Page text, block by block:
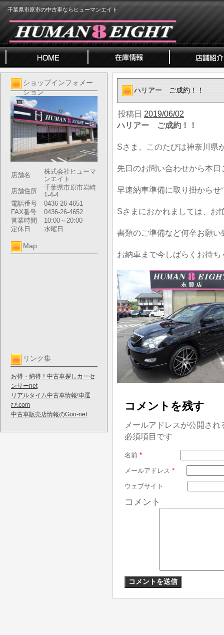
千葉県市原市の中古車ならヒューマンエイト
ショップインフォメー
ション
店舗名
株式会社ヒューマ
ンエイト
店舗住所
千葉県市原市岩崎
1-4-4
電話番号
0436-26-4651
FAX番号
0436-26-4652
営業時間
10:00～20:00
定休日
水曜日
Map
リンク集
お得・納得！中古車探しカーセ
ンサーnet
リアルタイム中古車情報!車選
び.com
中古車販売店情報のGoo-net
ハリアー ご成約！！
投稿日 2019/06/02
ハリアー ご成約！！
Sさま、このたびは神奈川県
先日のお問い合わせから本
早速納車準備に取り掛からせ
Sさまにおかれましては、お
書類のご準備など何卒お願い
お納車まで今しばらくお待ち
コメントを残す
メールアドレスが公開さ
必須項目です
名前 *
メールアドレス *
ウェブサイト
コメント